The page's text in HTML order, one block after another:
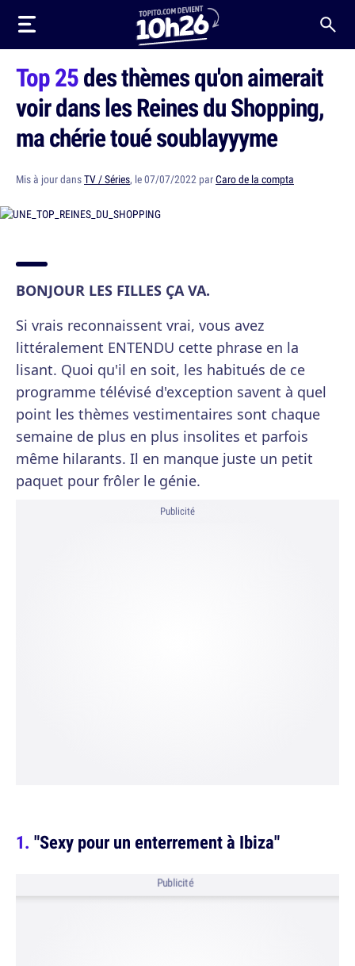
Top 25des thèmes qu'on aimerait
voir dans les Reines du Shopping,
ma chérie toué soublayyyme
Mis à jour dansTV / Séries, le 07/07/2022 parCaro de la compta
BONJOUR LES FILLES ÇA VA.
Si vrais reconnaissent vrai, vous avez
littéralement ENTENDU cette phrase en la
lisant. Quoi qu'il en soit, les habitués de ce
programme télévisé d'exception savent à quel
point les thèmes vestimentaires sont chaque
semaine de plus en plus insolites et parfois
même hilarants. Il en manque juste un petit
paquet pour frôler le génie.
Publicité
"Sexy pour un enterrement à Ibiza"
Publicité